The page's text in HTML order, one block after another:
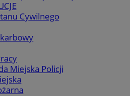
Cywilnego
Miejska Policji